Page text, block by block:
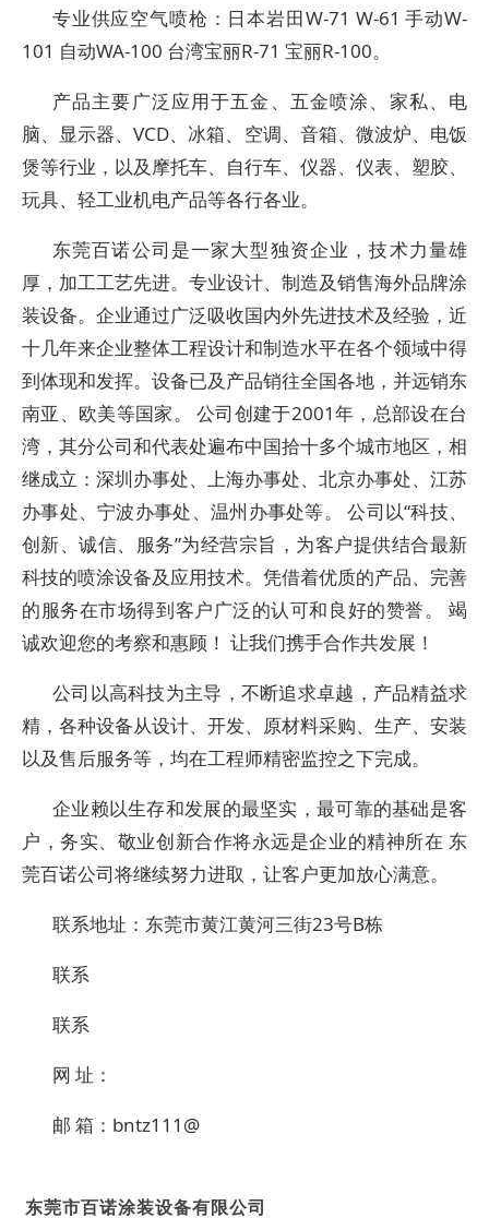
专业供应空气喷枪：日本岩田W-71 W-61 手动W-
101 自动WA-100 台湾宝丽R-71 宝丽R-100。
产品主要广泛应用于五金、五金喷涂、家私、电
脑、显示器、VCD、冰箱、空调、音箱、微波炉、电饭
煲等行业，以及摩托车、自行车、仪器、仪表、塑胶、
玩具、轻工业机电产品等各行各业。
东莞百诺公司是一家大型独资企业，技术力量雄
厚，加工工艺先进。专业设计、制造及销售海外品牌涂
装设备。企业通过广泛吸收国内外先进技术及经验，近
十几年来企业整体工程设计和制造水平在各个领域中得
到体现和发挥。设备已及产品销往全国各地，并远销东
南亚、欧美等国家。 公司创建于2001年，总部设在台
湾，其分公司和代表处遍布中国拾十多个城市地区，相
继成立：深圳办事处、上海办事处、北京办事处、江苏
办事处、宁波办事处、温州办事处等。 公司以“科技、
创新、诚信、服务”为经营宗旨，为客户提供结合最新
科技的喷涂设备及应用技术。凭借着优质的产品、完善
的服务在市场得到客户广泛的认可和良好的赞誉。 竭
诚欢迎您的考察和惠顾！ 让我们携手合作共发展！
公司以高科技为主导，不断追求卓越，产品精益求
精，各种设备从设计、开发、原材料采购、生产、安装
以及售后服务等，均在工程师精密监控之下完成。
企业赖以生存和发展的最坚实，最可靠的基础是客
户，务实、敬业创新合作将永远是企业的精神所在 东
莞百诺公司将继续努力进取，让客户更加放心满意。
联系地址：东莞市黄江黄河三街23号B栋
联系
联系
网 址：
邮 箱：bntz111@
东莞市百诺涂装设备有限公司